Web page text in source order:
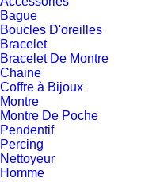
Bague
Boucles D'oreilles
Bracelet
Bracelet De Montre
Chaine
Coffre à Bijoux
Montre
Montre De Poche
Pendentif
Percing
Nettoyeur
Homme